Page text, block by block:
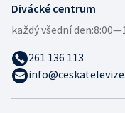
Divácké centrum
každý všední den:
261 136 113